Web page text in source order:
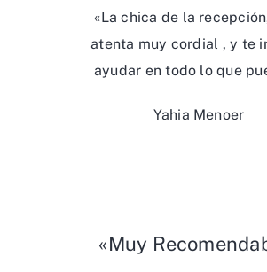
«La chica de la
atenta muy cordial , y te
ayudar en todo lo que
Yahia Menoer
«Muy